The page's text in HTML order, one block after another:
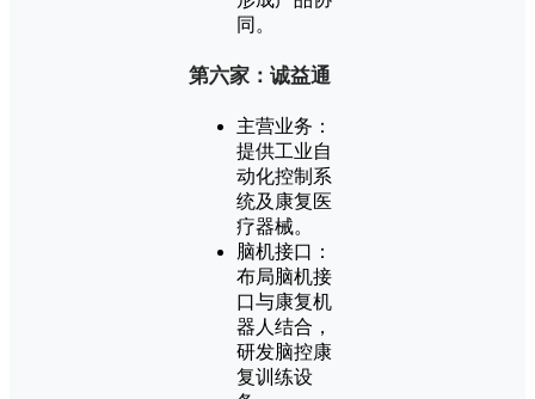
同。
第六家：诚益通
主营业务：
提供工业自
动化控制系
统及康复医
疗器械。
脑机接口：
布局脑机接
口与康复机
器人结合，
研发脑控康
复训练设